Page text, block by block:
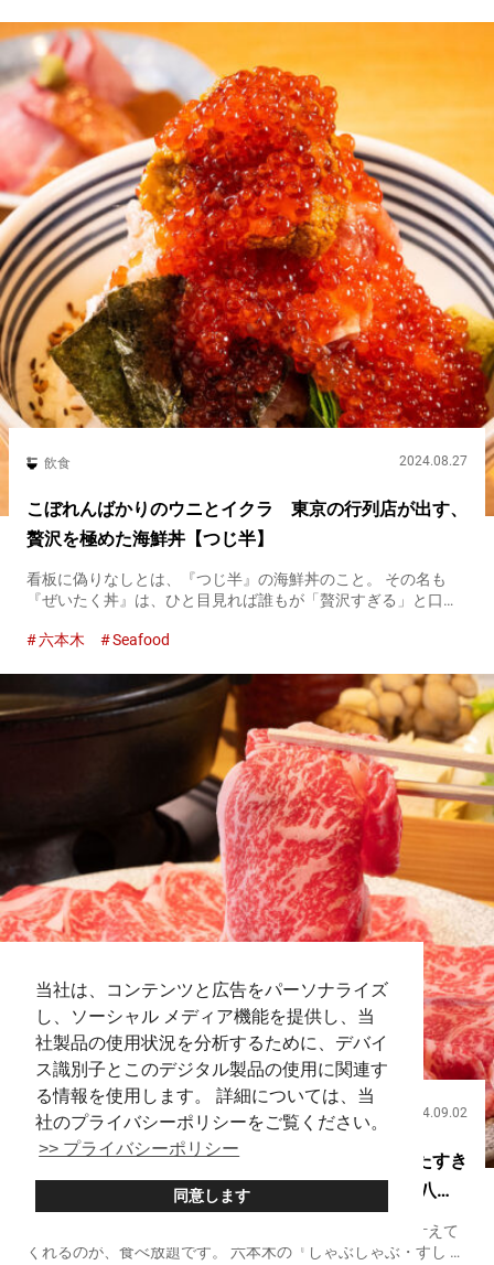
当社は、コンテンツと広告をパーソナライズ
し、ソーシャル メディア機能を提供し、当
社製品の使用状況を分析するために、デバイ
ス識別子とこのデジタル製品の使用に関連す
る情報を使用します。 詳細については、当
社のプライバシーポリシーをご覧ください。
>> プライバシーポリシー
同意します
飲食 2024.08.27
こぼれんばかりのウニとイクラ 東京の行列店が出す、
贅沢を極めた海鮮丼【つじ半】
看板に偽りなしとは、『つじ半』の海鮮丼のこと。 その名も
『ぜいたく丼』は、ひと目見れば誰もが「贅沢すぎる」と口を
（税込み） 『つじ半』の『ぜいたく丼』は豪華海産物がたっぷ
六本木 Seafood
飲食 2024.09.02
六本木のコスパ抜群の食べ放題 食材にこだわったすき
焼き、寿司、天ぷらを堪能【しゃぶしゃぶ・すし 八
好きなものを、満足のいくまで食べられる贅沢。それを叶えて
くれるのが、食べ放題です。 六本木の『しゃぶしゃぶ・すし 八